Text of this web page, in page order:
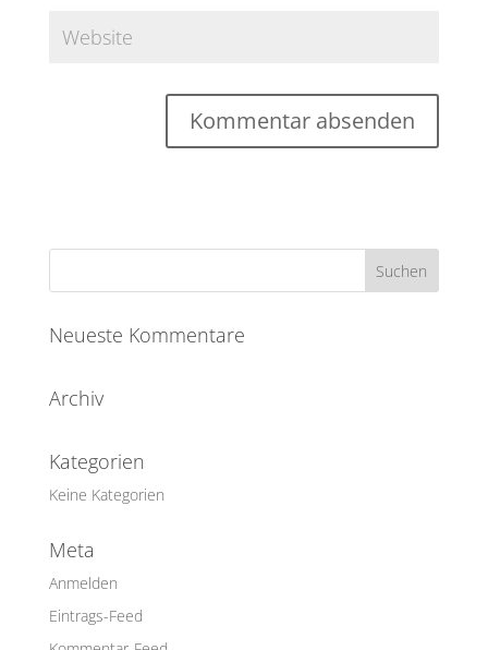
Neueste Kommentare
Archiv
Kategorien
Keine Kategorien
Meta
Anmelden
Eintrags-Feed